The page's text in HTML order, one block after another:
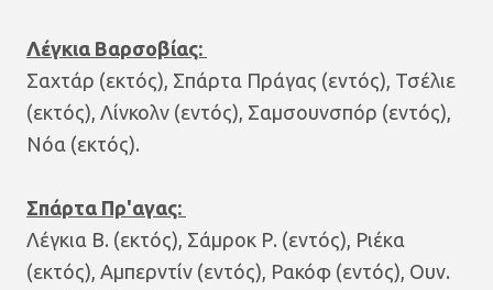
Λέγκια Βαρσοβίας:
Σαχτάρ (εκτός), Σπάρτα Πράγας (εντός), Τσέλιε
(εκτός), Λίνκολν (εντός), Σαμσουνσπόρ (εντός),
Νόα (εκτός).
Σπάρτα Πρ'αγας:
Λέγκια Β. (εκτός), Σάμροκ Ρ. (εντός), Ριέκα
(εκτός), Αμπερντίν (εντός), Ρακόφ (εντός), Ουν.